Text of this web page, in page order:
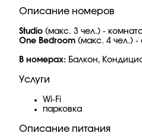
Описание номеров
Studio (макс. 3 чел.) -
One Bedroom (макс. 4 чел.) -
В номерах: Балкон,
Услуги
Wi-Fi
парковка
Описание питания